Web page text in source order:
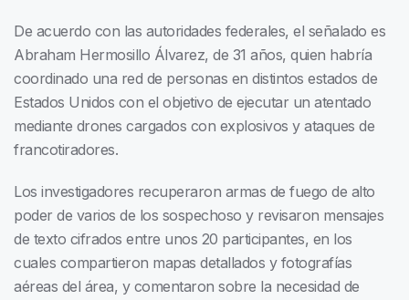
De acuerdo con las autoridades federales, el señalado es
Abraham Hermosillo Álvarez, de 31 años, quien habría
coordinado una red de personas en distintos estados de
Estados Unidos con el objetivo de ejecutar un atentado
mediante drones cargados con explosivos y ataques de
francotiradores.
Los investigadores recuperaron armas de fuego de alto
poder de varios de los sospechoso y revisaron mensajes
de texto cifrados entre unos 20 participantes, en los
cuales compartieron mapas detallados y fotografías
aéreas del área, y comentaron sobre la necesidad de